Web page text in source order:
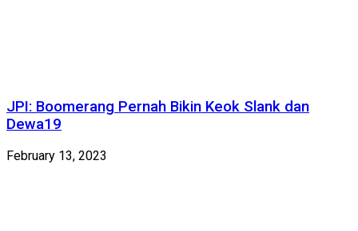
JPI: Boomerang Pernah Bikin Keok Slank dan
Dewa19
February 13, 2023